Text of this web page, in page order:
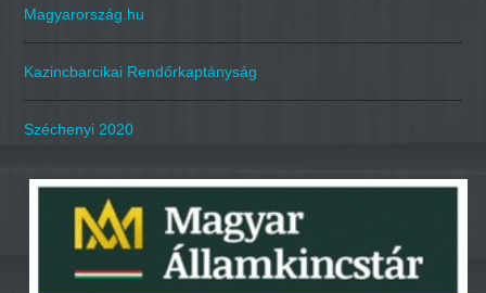
Magyarország.hu
Kazincbarcikai Rendőrkaptányság
Széchenyi 2020